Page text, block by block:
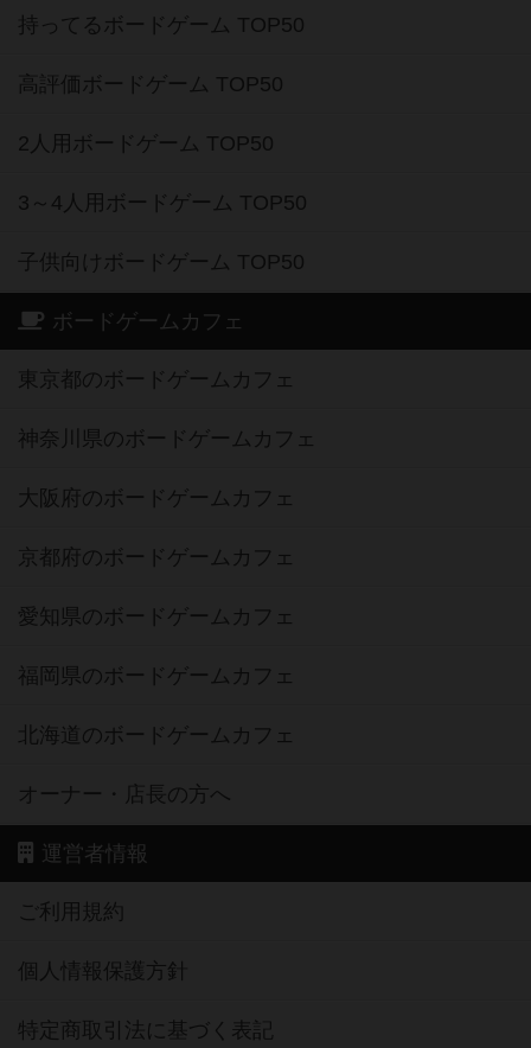
持ってるボードゲーム TOP50
高評価ボードゲーム TOP50
2人用ボードゲーム TOP50
3～4人用ボードゲーム TOP50
子供向けボードゲーム TOP50
ボードゲームカフェ
東京都のボードゲームカフェ
神奈川県のボードゲームカフェ
大阪府のボードゲームカフェ
京都府のボードゲームカフェ
愛知県のボードゲームカフェ
福岡県のボードゲームカフェ
北海道のボードゲームカフェ
オーナー・店長の方へ
運営者情報
ご利用規約
個人情報保護方針
特定商取引法に基づく表記